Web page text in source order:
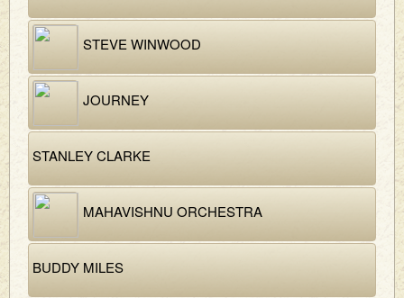
STEVE WINWOOD
JOURNEY
STANLEY CLARKE
MAHAVISHNU ORCHESTRA
BUDDY MILES